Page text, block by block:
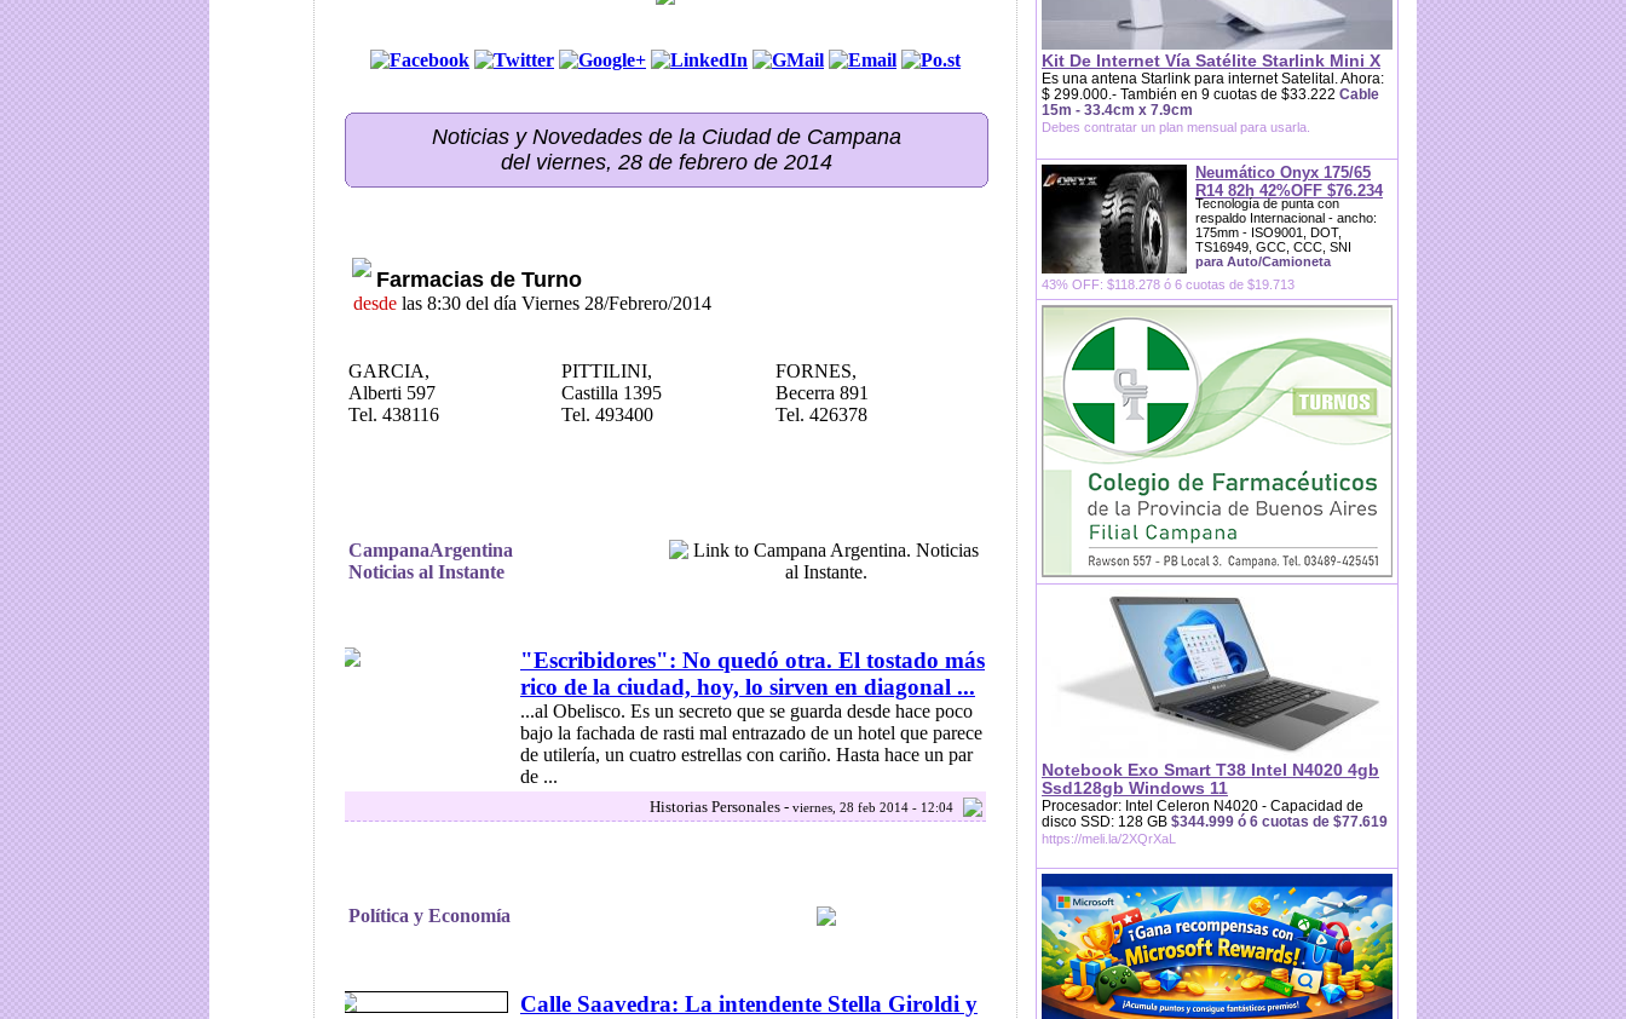
Noticias y Novedades de la Ciudad de Campana
del viernes, 28 de febrero de 2014
Farmacias de Turno
desde las 8:30 del día Viernes 28/Febrero/2014
GARCIA,
Alberti 597
Tel. 438116
PITTILINI,
Castilla 1395
Tel. 493400
FORNES,
Becerra 891
Tel. 426378
CampanaArgentina
Noticias al Instante
"Escribidores": No quedó otra. El tostado más
rico de la ciudad, hoy, lo sirven en diagonal ...
...al Obelisco. Es un secreto que se guarda desde hace poco
bajo la fachada de rasti mal entrazado de un hotel que parece
de utilería, un cuatro estrellas con cariño. Hasta hace un par
de ...
Historias Personales - viernes, 28 feb 2014 - 12:04
Política y Economía
Calle Saavedra: La intendente Stella Giroldi y
Kit De Internet Vía Satélite Starlink Mini X
Es una antena Starlink para internet Satelital. Ahora:
$ 299.000.- También en 9 cuotas de $33.222 Cable
15m - 33.4cm x 7.9cm
Debes contratar un plan mensual para usarla.
Neumático Onyx 175/65
R14 82h 42%OFF $76.234
Tecnología de punta con
respaldo Internacional - ancho:
175mm - ISO9001, DOT,
TS16949, GCC, CCC, SNI
para Auto/Camioneta
43% OFF: $118.278 ó 6 cuotas de $19.713
Notebook Exo Smart T38 Intel N4020 4gb
Ssd128gb Windows 11
Procesador: Intel Celeron N4020 - Capacidad de
disco SSD: 128 GB $344.999 ó 6 cuotas de $77.619
https://meli.la/2XQrXaL